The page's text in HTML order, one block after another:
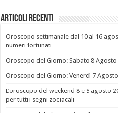
Articoli recenti
Oroscopo settimanale dal 10 al 16
numeri fortunati
Oroscopo del Giorno: Sabato 8 Agosto
Oroscopo del Giorno: Venerdì 7
L’oroscopo del weekend 8 e 9 agosto
per tutti i segni zodiacali